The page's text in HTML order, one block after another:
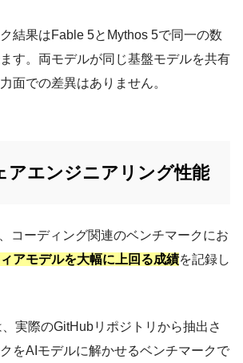
結果はFable 5とMythos 5で同一の数
す。両モデルが同じ基盤モデルを共有
面での差異はありません。
アエンジニアリング性能
コーディング関連のベンチマークにお
アモデルを大幅に上回る成績を記録し
実際のGitHubリポジトリから抽出さ
をAIモデルに解かせるベンチマークで